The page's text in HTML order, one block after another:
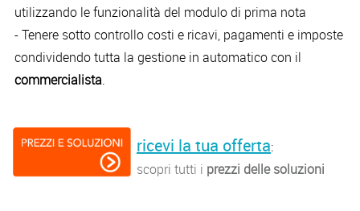
utilizzando le funzionalità del modulo di prima nota
- Tenere sotto controllo costi e ricavi, pagamenti e imposte
condividendo tutta la gestione in automatico con il
commercialista.
ricevi la tua offerta:
scopri tutti i prezzi delle soluzioni